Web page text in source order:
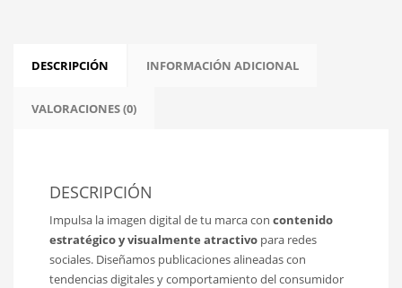
DESCRIPCIÓN INFORMACIÓN ADICIONAL
VALORACIONES (0)
DESCRIPCIÓN
Impulsa la imagen digital de tu marca con contenido
estratégico y visualmente atractivo para redes
sociales. Diseñamos publicaciones alineadas con
tendencias digitales y comportamiento del consumidor